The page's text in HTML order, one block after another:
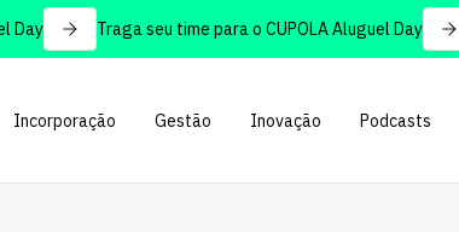
Traga seu time para o CUPOLA Aluguel Day
Incorporação Gestão Inovação Podcasts